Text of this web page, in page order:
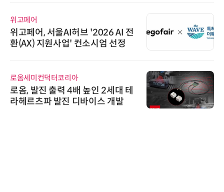
위고페어
위고페어, 서울AI허브 '2026 AI 전
환(AX) 지원사업' 컨소시엄 선정
로옴세미컨덕터코리아
로옴, 발진 출력 4배 높인 2세대 테
라헤르츠파 발진 디바이스 개발